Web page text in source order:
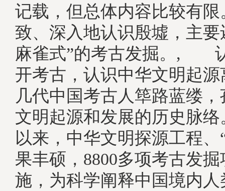
记载，但总体内容比较有
致、深入地认识殷墟，主要
麻雀式”的考古发掘。,
开考古，认识中华文明起
几代中国考古人筚路蓝缕
文明起源和发展的历史脉
以来，中华文明探源工程、
果丰硕，8800多项考古发
施，为科学阐释中国境内